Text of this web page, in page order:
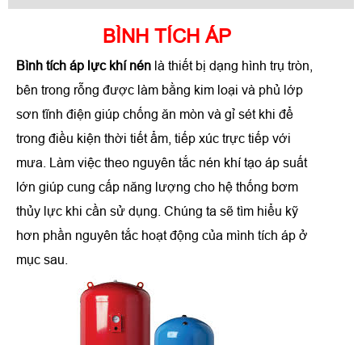
BÌNH TÍCH ÁP
Bình tích áp lực khí nén là thiết bị dạng hình trụ tròn,
bên trong rỗng được làm bằng kim loại và phủ lớp
sơn tĩnh điện giúp chống ăn mòn và gỉ sét khi để
trong điều kiện thời tiết ẩm, tiếp xúc trực tiếp với
mưa. Làm việc theo nguyên tắc nén khí tạo áp suất
lớn giúp cung cấp năng lượng cho hệ thống bơm
thủy lực khi cần sử dụng. Chúng ta sẽ tìm hiểu kỹ
hơn phần nguyên tắc hoạt động của mình tích áp ở
mục sau.